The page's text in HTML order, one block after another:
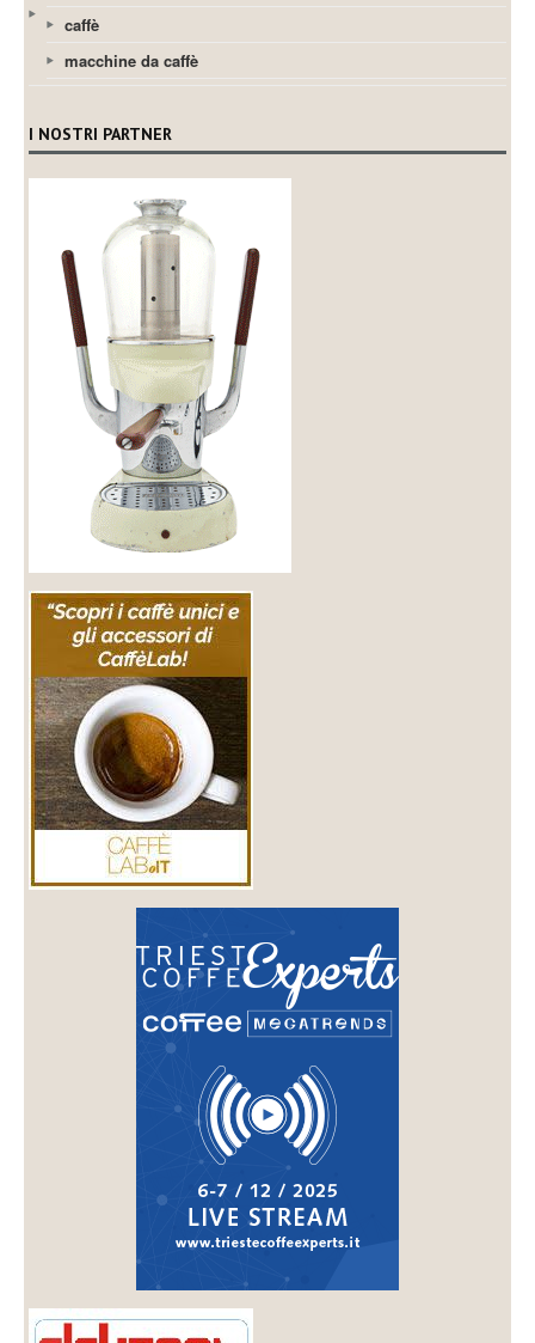
caffè
macchine da caffè
I NOSTRI PARTNER